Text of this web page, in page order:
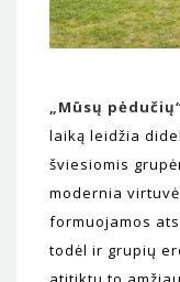
„Mūsų
laiką leidžia
šviesiomis
modernia
formuojamos
todėl ir grupių